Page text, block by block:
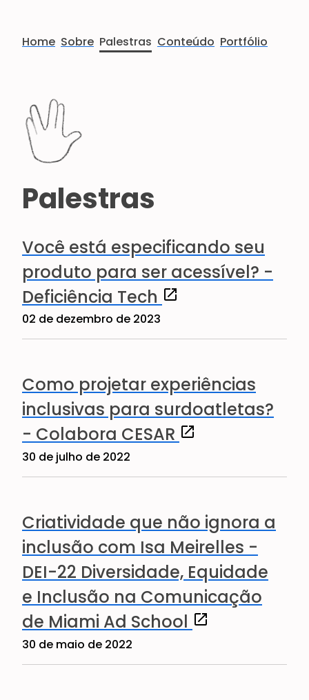
Home Sobre Palestras Conteúdo Portfólio
Palestras
Você está especificando seu
produto para ser acessível? -
Deficiência Tech (abre em uma nova
02 de dezembro de 2023
Como projetar experiências
inclusivas para surdoatletas?
- Colabora CESAR (abre em uma
30 de julho de 2022
Criatividade que não ignora a
inclusão com Isa Meirelles -
DEI-22 Diversidade, Equidade
e Inclusão na Comunicação
de Miami Ad School (abre em uma
30 de maio de 2022